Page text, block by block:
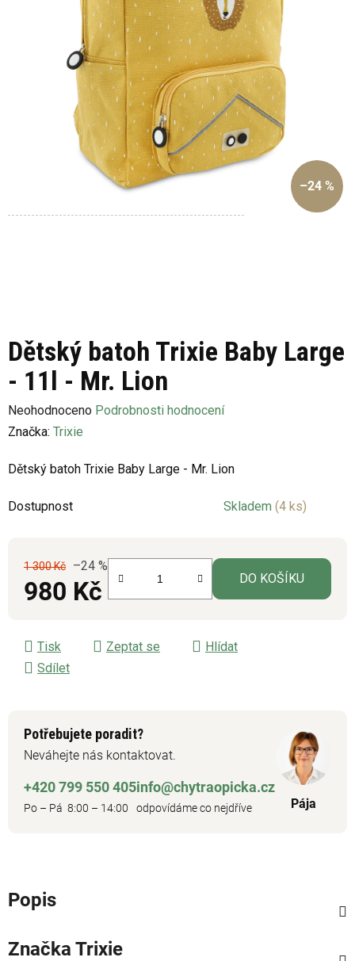
Dětský batoh Trixie Baby Large
- 11l - Mr. Lion
Průměrné
hodnocení
je
hvězdiček.
Neohodnoceno Podrobnosti hodnocení
Značka: Trixie
Dětský batoh Trixie Baby Large - Mr. Lion
Dostupnost Skladem (4 ks)
1 300 Kč –24 %
980 Kč DO KOŠÍKU
Tisk Zeptat se
Hlídat
Sdílet
Potřebujete poradit?
Neváhejte nás kontaktovat.
+420 799 550 405
Po – Pá 8:00 – 14:00
info@chytraopicka.cz
odpovídáme co nejdříve Pája
–24 %
Popis
Značka Trixie